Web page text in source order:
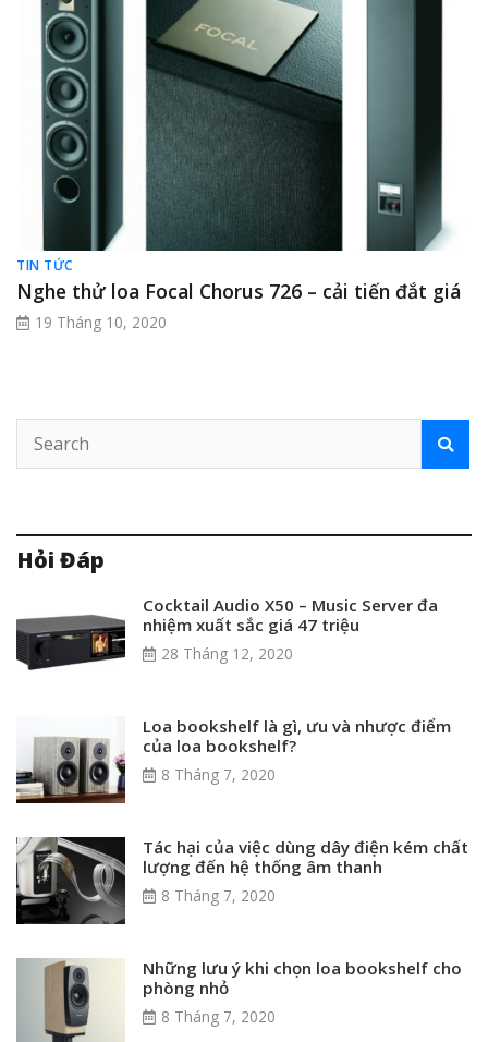
TIN TỨC
Nghe thử loa Focal Chorus 726 – cải tiến đắt giá
19 Tháng 10, 2020
Hỏi Đáp
Cocktail Audio X50 – Music Server đa
nhiệm xuất sắc giá 47 triệu
28 Tháng 12, 2020
Loa bookshelf là gì, ưu và nhược điểm
của loa bookshelf?
8 Tháng 7, 2020
Tác hại của việc dùng dây điện kém chất
lượng đến hệ thống âm thanh
8 Tháng 7, 2020
Những lưu ý khi chọn loa bookshelf cho
phòng nhỏ
8 Tháng 7, 2020